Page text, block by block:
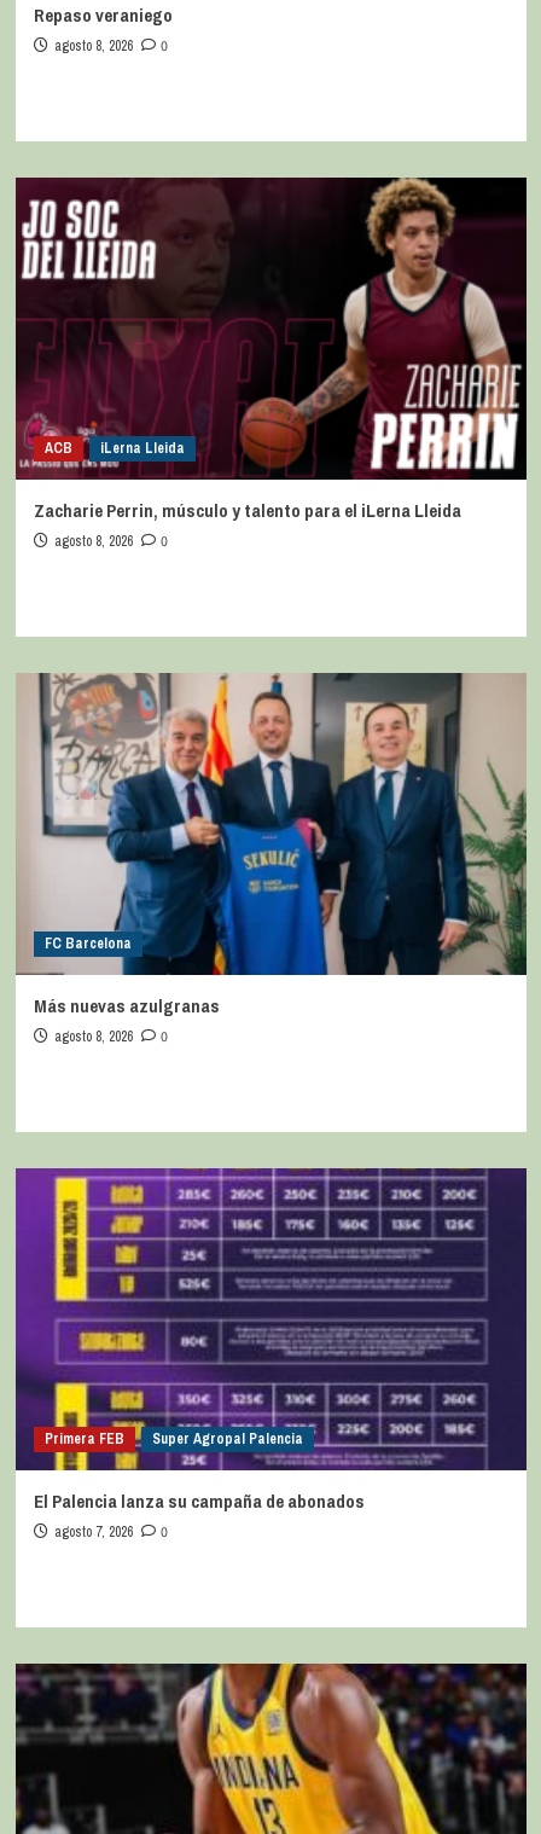
Repaso veraniego
agosto 8, 2026 0
ACB iLerna Lleida
Zacharie Perrin, músculo y talento para el iLerna Lleida
agosto 8, 2026 0
FC Barcelona
Más nuevas azulgranas
agosto 8, 2026 0
Primera FEB Super Agropal Palencia
El Palencia lanza su campaña de abonados
agosto 7, 2026 0